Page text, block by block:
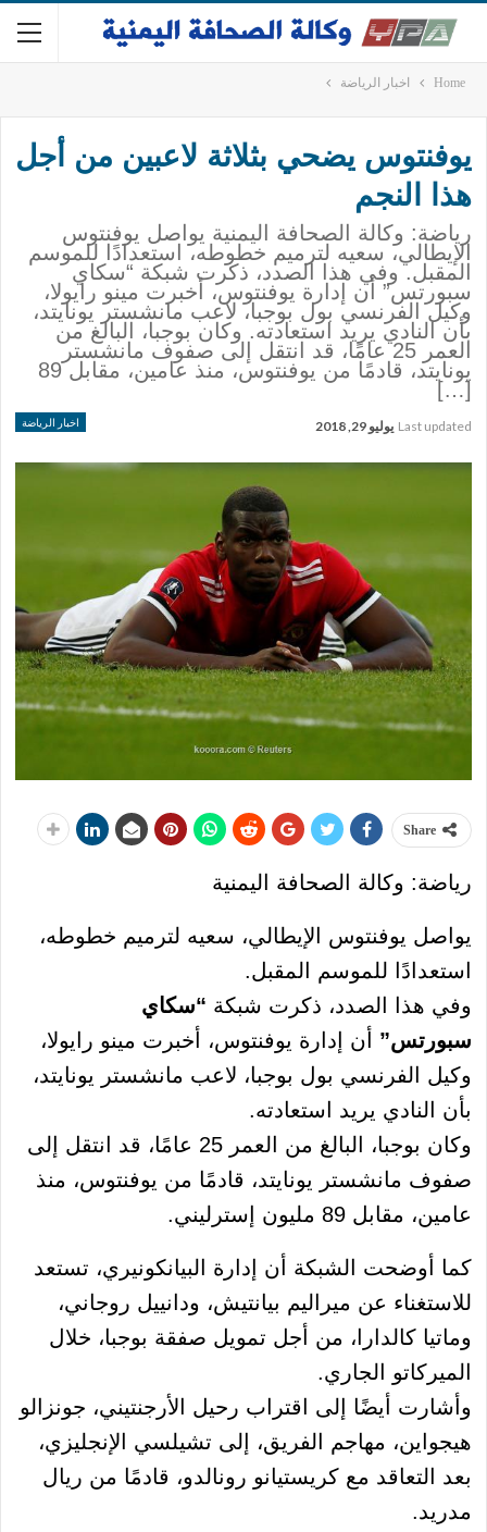
Home اخبار الرياضة
يوفنتوس يضحي بثلاثة لاعبين من أجل
هذا النجم
رياضة: وكالة الصحافة اليمنية يواصل يوفنتوس
الإيطالي، سعيه لترميم خطوطه، استعدادًا للموسم
المقبل. وفي هذا الصدد، ذكرت شبكة “سكاي
سبورتس” أن إدارة يوفنتوس، أخبرت مينو رايولا،
وكيل الفرنسي بول بوجبا، لاعب مانشستر يونايتد،
بأن النادي يريد استعادته. وكان بوجبا، البالغ من
العمر 25 عامًا، قد انتقل إلى صفوف مانشستر
يونايتد، قادمًا من يوفنتوس، منذ عامين، مقابل 89
[…]
اخبار الرياضة Last updated يوليو 29, 2018
Share
رياضة: وكالة الصحافة اليمنية
يواصل يوفنتوس الإيطالي، سعيه لترميم خطوطه،
استعدادًا للموسم المقبل.
وفي هذا الصدد، ذكرت شبكة “سكاي
سبورتس” أن إدارة يوفنتوس، أخبرت مينو رايولا،
وكيل الفرنسي بول بوجبا، لاعب مانشستر يونايتد،
بأن النادي يريد استعادته.
وكان بوجبا، البالغ من العمر 25 عامًا، قد انتقل إلى
صفوف مانشستر يونايتد، قادمًا من يوفنتوس، منذ
عامين، مقابل 89 مليون إسترليني.
كما أوضحت الشبكة أن إدارة البيانكونيري، تستعد
للاستغناء عن ميراليم بيانتيش، ودانييل روجاني،
وماتيا كالدارا، من أجل تمويل صفقة بوجبا، خلال
الميركاتو الجاري.
وأشارت أيضًا إلى اقتراب رحيل الأرجنتيني، جونزالو
هيجواين، مهاجم الفريق، إلى تشيلسي الإنجليزي،
بعد التعاقد مع كريستيانو رونالدو، قادمًا من ريال
مدريد.